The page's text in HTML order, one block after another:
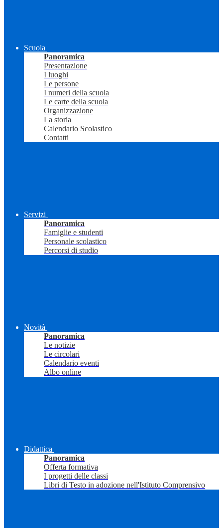
Scuola
Panoramica
Presentazione
I luoghi
Le persone
I numeri della scuola
Le carte della scuola
Organizzazione
La storia
Calendario Scolastico
Contatti
Servizi
Panoramica
Famiglie e studenti
Personale scolastico
Percorsi di studio
Novità
Panoramica
Le notizie
Le circolari
Calendario eventi
Albo online
Didattica
Panoramica
Offerta formativa
I progetti delle classi
Libri di Testo in adozione nell'Istituto Comprensivo